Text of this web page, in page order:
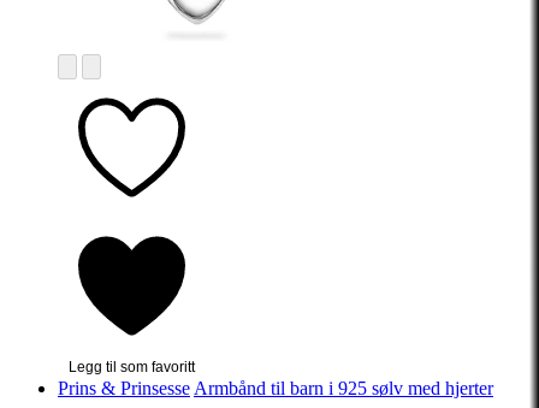
Legg til som favoritt
Prins & Prinsesse Armbånd til barn i 925 sølv med hjerter